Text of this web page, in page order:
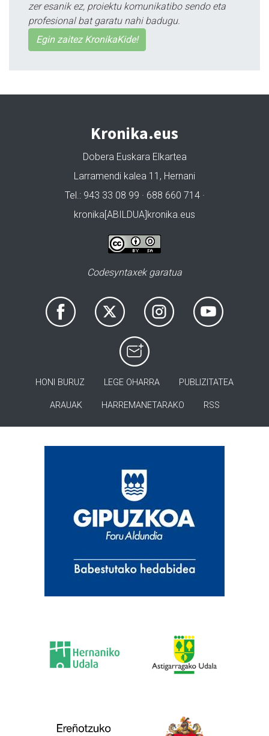
zer esanik ez, proiektu komunikatibo sendo eta
profesional bat garatu nahi badugu.
Egin zaitez KronikaKide!
Kronika.eus
Dobera Euskara Elkartea
Larramendi kalea 11, Hernani
Tel.: 943 33 08 99 · 688 660 714 ·
kronika[ABILDUA]kronika.eus
Codesyntaxek garatua
HONI BURUZ LEGE OHARRA PUBLIZITATEA
ARAUAK HARREMANETARAKO RSS